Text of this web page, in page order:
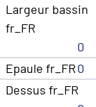
Largeur bassin
fr_FR
0
Epaule fr_FR0
Dessus fr_FR